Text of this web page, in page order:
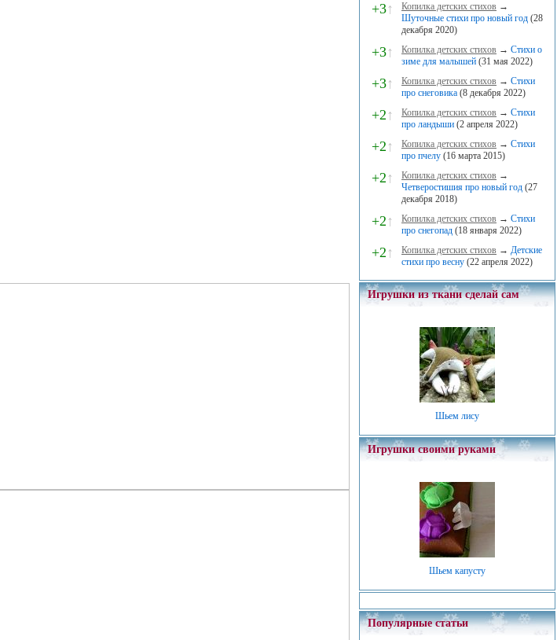
+3↑ Копилка детских стихов →
Шуточные стихи про новый год (28
декабря 2020)
+3↑ Копилка детских стихов → Стихи о
зиме для малышей (31 мая 2022)
+3↑ Копилка детских стихов → Стихи
про снеговика (8 декабря 2022)
+2↑ Копилка детских стихов → Стихи
про ландыши (2 апреля 2022)
+2↑ Копилка детских стихов → Стихи
про пчелу (16 марта 2015)
+2↑ Копилка детских стихов →
Четверостишия про новый год (27
декабря 2018)
+2↑ Копилка детских стихов → Стихи
про снегопад (18 января 2022)
+2↑ Копилка детских стихов → Детские
стихи про весну (22 апреля 2022)
Игрушки из ткани сделай сам
Шьем лису
Игрушки своими руками
Шьем капусту
Популярные статьи